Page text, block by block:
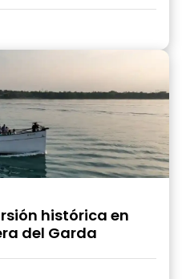
histórica en
del Garda